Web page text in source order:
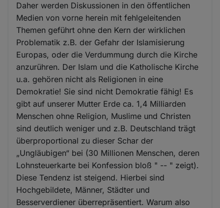
Daher werden Diskussionen in den öffentlichen
Medien von vorne herein mit fehlgeleitenden
Themen geführt ohne den Kern der wirklichen
Problematik z.B. der Gefahr der Islamisierung
Europas, oder die Verdummung durch die Kirche
anzurühren. Der Islam und die Katholische Kirche
u.a. gehören nicht als Religionen in eine
Demokratie! Sie sind nicht Demokratie fähig! Es
gibt auf unserer Mutter Erde ca. 1,4 Milliarden
Menschen ohne Religion, Muslime und Christen
sind deutlich weniger und z.B. Deutschland trägt
überproportional zu dieser Schar der
„Ungläubigen“ bei (30 Millionen Menschen, deren
Lohnsteuerkarte bei Konfession bloß " -- " zeigt).
Diese Tendenz ist steigend. Hierbei sind
Hochgebildete, Männer, Städter und
Besserverdiener überrepräsentiert. Warum also